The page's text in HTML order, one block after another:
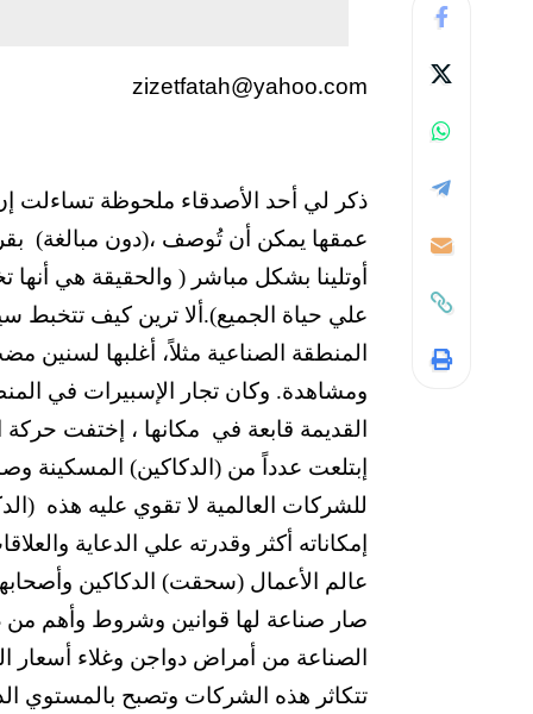
zizetfatah@yahoo.com
ذكر لي أحد الأصدقاء ملحوظة تساءلت
عمقها يمكن أن تُوصف ،(دون مبالغة)
أوتلينا بشكل مباشر ( والحقيقة هي
علي حياة الجميع).ألا ترين كيف تتخبط
المنطقة الصناعية مثلاً، أغلبها
ومشاهدة. وكان تجار الإسبيرات في
القديمة قابعة في مكانها ، إختفت حركة
إبتلعت عدداً من (الدكاكين) المسكينة
للشركات العالمية لا تقوي عليه هذه
إمكاناته أكثر وقدرته علي الدعاية
عالم الأعمال (سحقت) الدكاكين
صار صناعة لها قوانين وشروط وأهم
الصناعة من أمراض دواجن وغلاء
تتكاثر هذه الشركات وتصبح بالمستوي